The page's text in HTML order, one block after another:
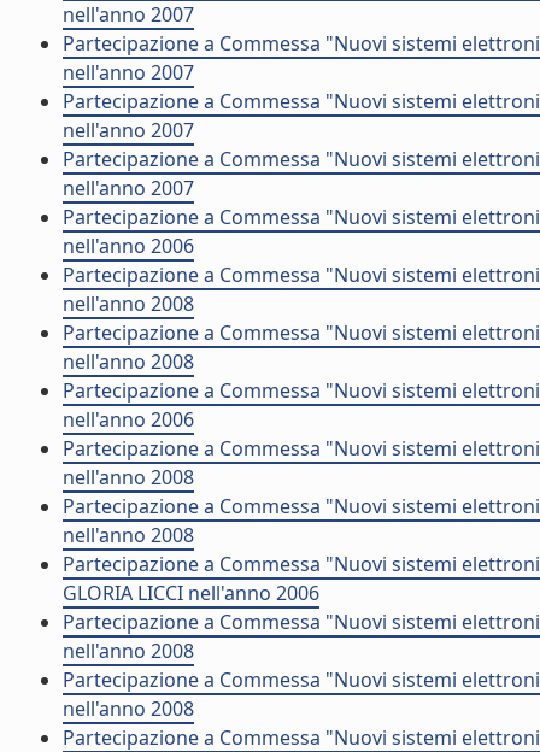
nell'anno 2007
Partecipazione a Commessa "Nuovi sistemi
nell'anno 2007
Partecipazione a Commessa "Nuovi sistemi
nell'anno 2007
Partecipazione a Commessa "Nuovi sistemi
nell'anno 2007
Partecipazione a Commessa "Nuovi sistemi
nell'anno 2006
Partecipazione a Commessa "Nuovi sistemi
nell'anno 2008
Partecipazione a Commessa "Nuovi sistemi
nell'anno 2008
Partecipazione a Commessa "Nuovi sistemi
nell'anno 2006
Partecipazione a Commessa "Nuovi sistemi
nell'anno 2008
Partecipazione a Commessa "Nuovi sistemi
nell'anno 2008
Partecipazione a Commessa "Nuovi sistemi
GLORIA LICCI nell'anno 2006
Partecipazione a Commessa "Nuovi sistemi
nell'anno 2008
Partecipazione a Commessa "Nuovi sistemi
nell'anno 2008
Partecipazione a Commessa "Nuovi sistemi